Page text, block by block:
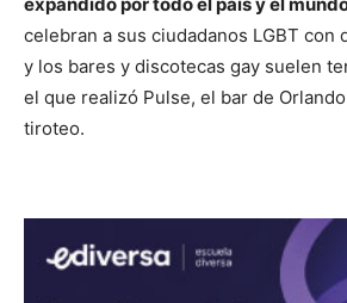
celebran a sus ciudadanos LGBT con
y los bares y discotecas gay suelen
el que realizó Pulse, el bar de
tiroteo.